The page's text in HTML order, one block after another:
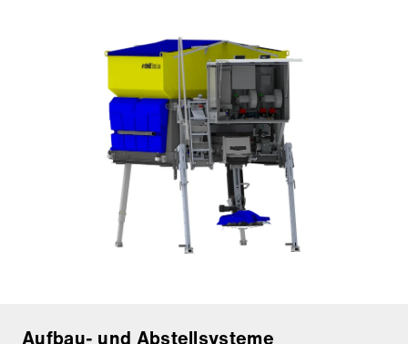
Aufbau- und Abstellsysteme